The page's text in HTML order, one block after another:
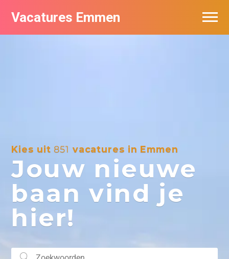
Vacatures Emmen
Kies uit851 vacatures in Emmen
Jouw nieuwe
baan vind je
hier!
Vacatures per bedrijf